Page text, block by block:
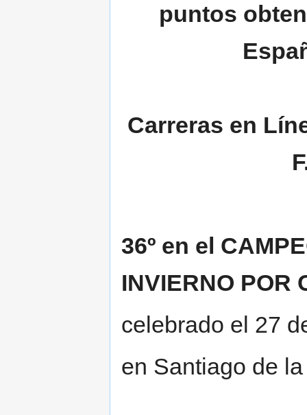
puntos
Carreras en
36º en el
INVIERNO POR
celebrado el 27
en Santiago de